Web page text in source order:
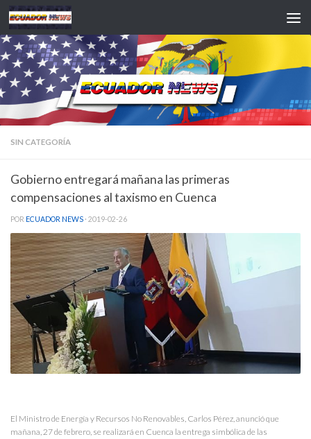
Saltar al contenido
SIN CATEGORÍA
Gobierno entregará mañana las primeras
compensaciones al taxismo en Cuenca
POR ECUADOR NEWS · 2019-02-26
El Ministro de Energía y Recursos No Renovables, Carlos Pérez, anunció que
mañana, 27 de febrero, se realizará en Cuenca la entrega simbólica de las